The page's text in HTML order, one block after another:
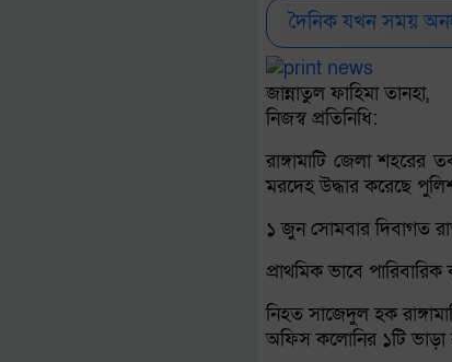
দৈনিক যখন সময়
জান্নাতুল ফাহিমা তানহা,
নিজস্ব প্রতিনিধি:
রাঙ্গামাটি জেলা
মরদেহ উদ্ধার করেছে
১ জুন সোমবার দিবাগত
প্রাথমিক ভাবে
নিহত সাজেদুল হক
অফিস কলোনির ১টি ভাড়া